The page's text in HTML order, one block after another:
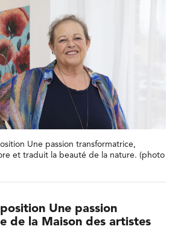
Une passion transformatrice,
et traduit la beauté de la nature. (photo
Une passion
de la Maison des artistes